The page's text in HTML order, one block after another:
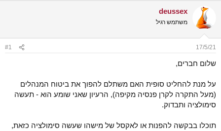
ש
א
א
ר
deussex
משתמש רגיל
17/5/21
#1
שלום חברים,
על מנת להחליט סופית האם משתלם להפוך את ביטוח המנהלים
(מעל התקרה לקרן פנסיה מקיפה), הרעיון שאני שומע הוא - תעשה
סימולציה ותבדוק.
תוכלו בבקשה להפנות או לאקסל של מישהו שעשה סימולציה כזאת,